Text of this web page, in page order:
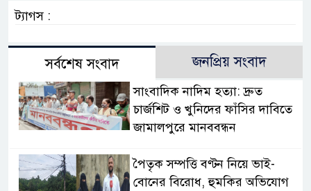
ট্যাগস :
সর্বশেষ সংবাদ জনপ্রিয় সংবাদ
সাংবাদিক নাদিম হত্যা: দ্রুত
চার্জশিট ও খুনিদের ফাঁসির দাবিতে
জামালপুরে মানববন্ধন
পৈতৃক সম্পত্তি বণ্টন নিয়ে ভাই-
বোনের বিরোধ, হুমকির অভিযোগ